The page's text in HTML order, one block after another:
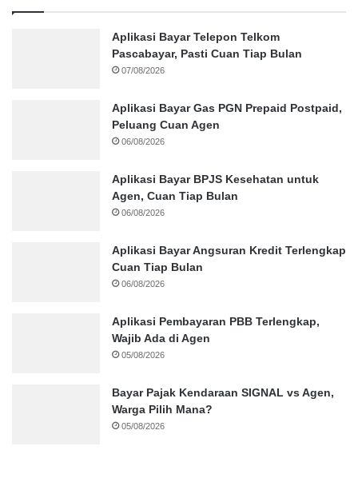
Aplikasi Bayar Telepon Telkom
Pascabayar, Pasti Cuan Tiap Bulan
07/08/2026
Aplikasi Bayar Gas PGN Prepaid Postpaid,
Peluang Cuan Agen
06/08/2026
Aplikasi Bayar BPJS Kesehatan untuk
Agen, Cuan Tiap Bulan
06/08/2026
Aplikasi Bayar Angsuran Kredit Terlengkap
Cuan Tiap Bulan
06/08/2026
Aplikasi Pembayaran PBB Terlengkap,
Wajib Ada di Agen
05/08/2026
Bayar Pajak Kendaraan SIGNAL vs Agen,
Warga Pilih Mana?
05/08/2026